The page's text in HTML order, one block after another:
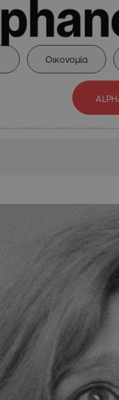
Οικονομία